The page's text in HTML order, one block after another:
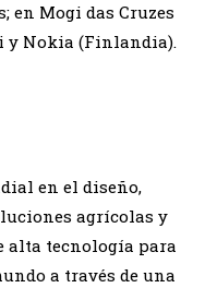
en Mogi das Cruzes
y Nokia (Finlandia).
en el diseño,
agrícolas y
alta tecnología para
a través de una